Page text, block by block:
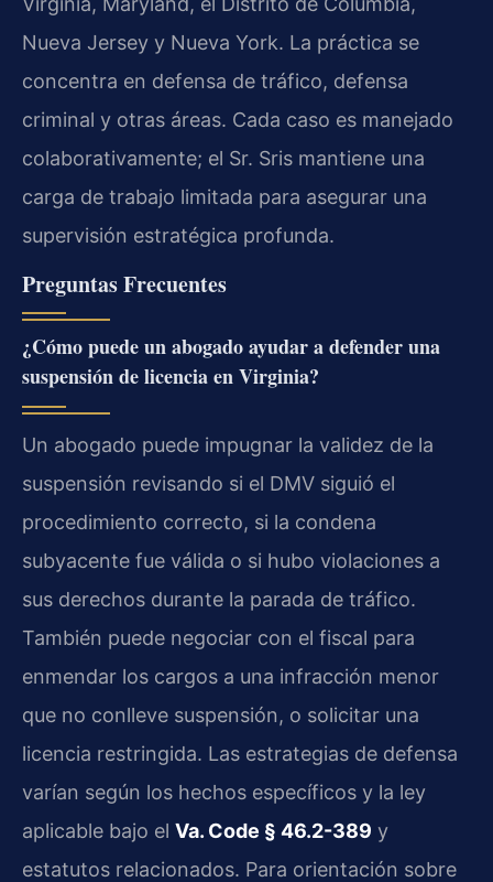
Nueva Jersey y Nueva York. La práctica se
concentra en defensa de tráfico, defensa
criminal y otras áreas. Cada caso es manejado
colaborativamente; el Sr. Sris mantiene una
carga de trabajo limitada para asegurar una
supervisión estratégica profunda.
Preguntas Frecuentes
¿Cómo puede un abogado ayudar a defender una
suspensión de licencia en Virginia?
Un abogado puede impugnar la validez de la
suspensión revisando si el DMV siguió el
procedimiento correcto, si la condena
subyacente fue válida o si hubo violaciones a
sus derechos durante la parada de tráfico.
También puede negociar con el fiscal para
enmendar los cargos a una infracción menor
que no conlleve suspensión, o solicitar una
licencia restringida. Las estrategias de defensa
varían según los hechos específicos y la ley
aplicable bajo el Va. Code § 46.2-389 y
estatutos relacionados. Para orientación sobre